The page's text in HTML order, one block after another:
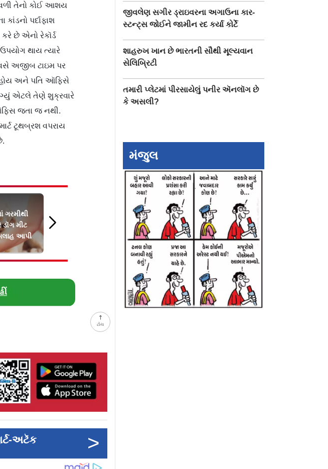
ટોચ
વળી તેનો કોઈ આશય
પર્દાફાશ
છે એનો રેકૉર્ડ
ઉપયોગ થાય ત્યારે
અજીબ ટાઇમ પર
અને પતિ ઑફિસે
એટલે તેણે શુક્રવારે
જતા જ નથી.
ટૂથબ્રશ વપરાય
ગરમીથી
ડૉગ મીટ
આપી
૨૦ લાખનાં ઘરેણાં પહેરીને
ગોલ્ડન શિવજીની પ્રતિમા
યુરોપના આ દેશમાં ઘરકામ
માટે કલાક મુજબ ભાડેથી
પતિ મળે છે
અટૅક >
જીવલેણ સગીર ડ્રાઇવરના અગાઉના કાર-
સ્ટન્ટ‍્સ જોઈને જામીન રદ કર્યા કોર્ટે
શાહરુખ ખાન છે ભારતની સૌથી મૂલ્યવાન
સેલિબ્રિટી
તમારી પ્લેટમાં પીરસાયેલું પનીર ઍનલૉગ છે
કે અસલી?
મંજુલ